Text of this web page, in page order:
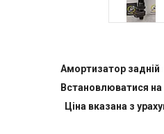
Амортизатор задній
Встановлюватися
Ціна вказана з